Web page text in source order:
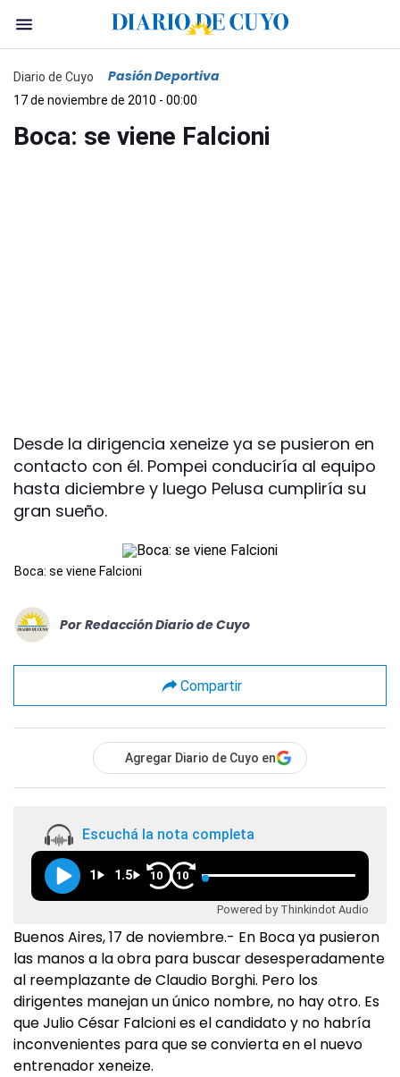
Diario de Cuyo Pasión Deportiva
17 de noviembre de 2010 - 00:00
Boca: se viene Falcioni
Desde la dirigencia xeneize ya se pusieron en
contacto con él. Pompei conduciría al equipo
hasta diciembre y luego Pelusa cumpliría su
gran sueño.
Boca: se viene Falcioni
Por Redacción Diario de Cuyo
Compartir
Agregar Diario de Cuyo en
Escuchá la nota completa
1 1.5 10 10
Powered by Thinkindot Audio
Buenos Aires, 17 de noviembre.- En Boca ya pusieron
las manos a la obra para buscar desesperadamente
al reemplazante de Claudio Borghi. Pero los
dirigentes manejan un único nombre, no hay otro. Es
que Julio César Falcioni es el candidato y no habría
inconvenientes para que se convierta en el nuevo
entrenador xeneize.